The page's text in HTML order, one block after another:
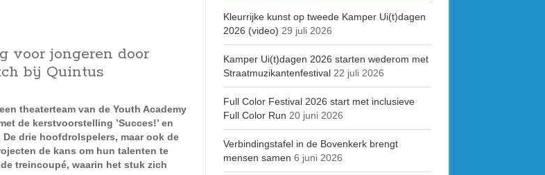
voor jongeren door
bij Quintus
theaterteam van de Youth Academy
de kerstvoorstelling ’Succes!’ en
drie hoofdrolspelers, maar ook de
de kans om hun talenten te
treincoupé, waarin het stuk zich
Kleurrijke kunst op tweede Kamper Ui(t)dagen
2026 (video) 29 juli 2026
Kamper Ui(t)dagen 2026 starten wederom met
Straatmuzikantenfestival 22 juli 2026
Full Color Festival 2026 start met inclusieve
Full Color Run 20 juni 2026
Verbindingstafel in de Bovenkerk brengt
mensen samen 6 juni 2026